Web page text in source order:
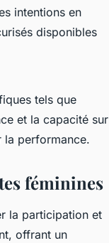
intentions en
disponibles
tels que
et la capacité sur
la performance.
féminines
la participation et
offrant un